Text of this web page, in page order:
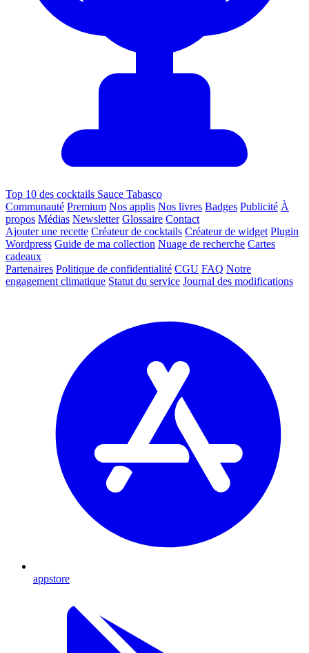
Top 10 des cocktails Sauce Tabasco
Communauté Premium Nos applis Nos livres Badges Publicité À
propos Médias Newsletter Glossaire Contact
Ajouter une recette Créateur de cocktails Créateur de widget Plugin
Wordpress Guide de ma collection Nuage de recherche Cartes
cadeaux
Partenaires Politique de confidentialité CGU FAQ Notre
engagement climatique Statut du service Journal des modifications
appstore